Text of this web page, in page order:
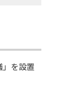
を設置